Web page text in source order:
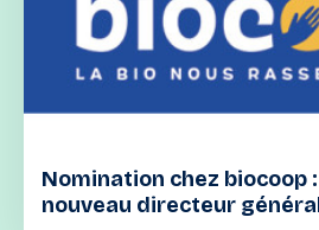
Nomination chez biocoop
nouveau directeur